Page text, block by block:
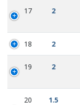
17 2
18 2
19 2
20 1.5